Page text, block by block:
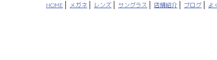
HOME メガネ レンズ サングラス 店舗紹介 ブログ よ